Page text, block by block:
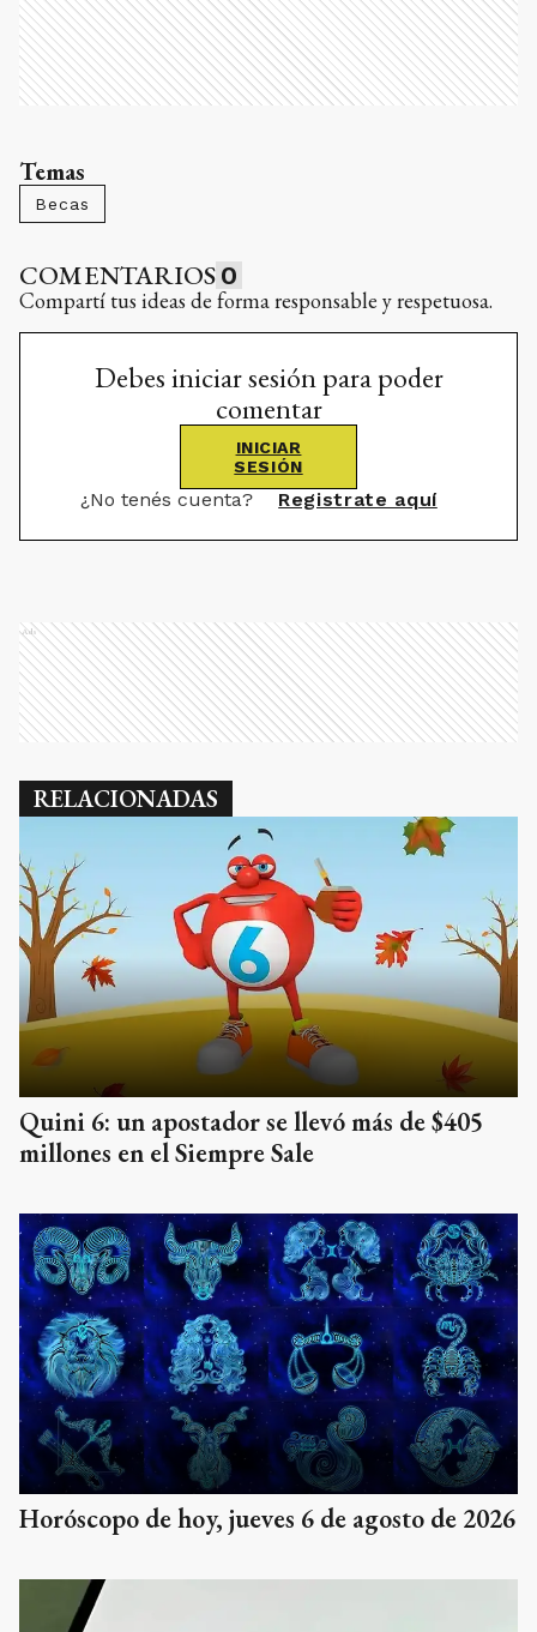
Temas
Becas
COMENTARIOS 0
Compartí tus ideas de forma responsable y respetuosa.
Debes iniciar sesión para poder
comentar
INICIAR
SESIÓN
¿No tenés cuenta? Registrate aquí
Ads
RELACIONADAS
Quini 6: un apostador se llevó más de $405
millones en el Siempre Sale
Horóscopo de hoy, jueves 6 de agosto de 2026